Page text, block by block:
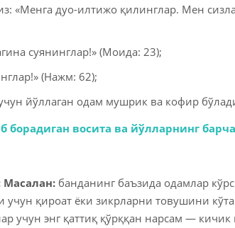
«Менга дуо-илтижо қилинглар. Мен
суянинглар!» (Моида: 23);
(Нажм: 62);
йўллаган одам мушрик ва кофир
борадиган восита ва йўлларнинг
Масалан: банданинг баъзида одамлар
учун қироат ёки зикрларни товушини
учун энг қаттиқ қўрққан нарсам —